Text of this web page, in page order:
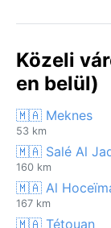
Közeli
en belül)
🇲🇦 Meknes
53 km
🇲🇦 Salé Al
160 km
🇲🇦 Al
167 km
🇲🇦 Tétouan